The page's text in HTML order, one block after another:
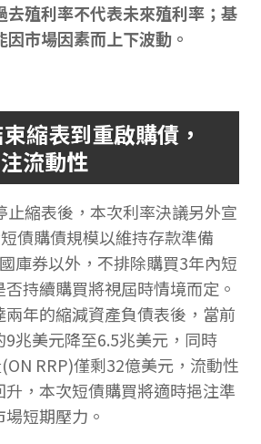
去殖利率不代表未來殖利率；基
因市場因素而上下波動。
縮表到重啟購債，
流動性
止縮表後，本次利率決議另外宣
債購債規模以維持存款準備
庫券以外，不排除購買3年內短
持續購買將視屆時情境而定。
年的縮減資產負債表後，當前
兆美元降至6.5兆美元，同時
RRP)僅剩32億美元，流動性
，本次短債購買將適時挹注準
短期壓力。